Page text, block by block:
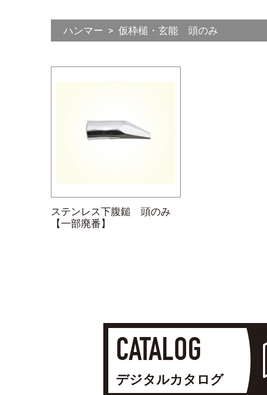
ハンマー 仮枠槌・玄能 頭のみ
ステンレス下腹鎚 頭のみ
【一部廃番】
CATALOG
デジタルカタログ